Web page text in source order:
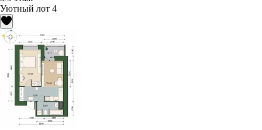
Уютный лот 4